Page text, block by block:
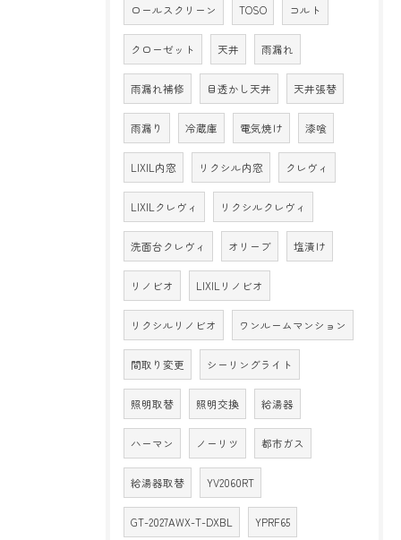
ロールスクリーン TOSO コルト
クローゼット 天井 雨漏れ
雨漏れ補修 目透かし天井 天井張替
雨漏り 冷蔵庫 電気焼け 漆喰
LIXIL内窓 リクシル内窓 クレヴィ
LIXILクレヴィ リクシルクレヴィ
洗面台クレヴィ オリーブ 塩漬け
リノビオ LIXILリノビオ
リクシルリノビオ ワンルームマンション
間取り変更 シーリングライト
照明取替 照明交換 給湯器
ハーマン ノーリツ 都市ガス
給湯器取替 YV2060RT
GT-2027AWX-T-DXBL YPRF65